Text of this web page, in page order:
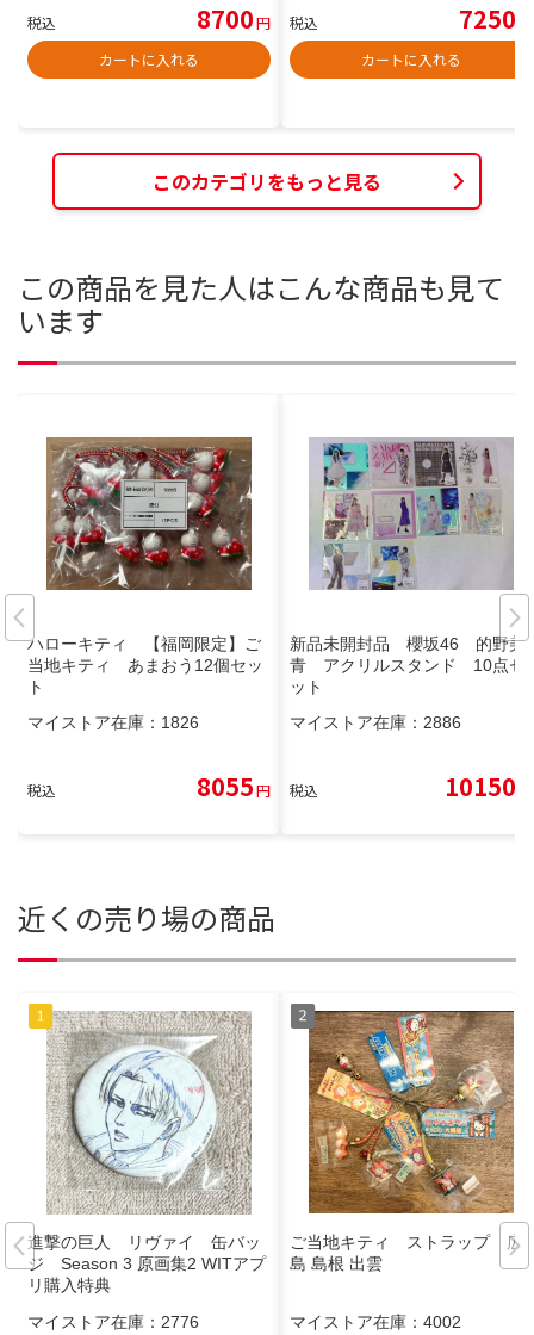
税込 8700円
カートに入れる
税込 7250
カートに入れる
このカテゴリをもっと見る
この商品を見た人はこんな商品も見て
います
ハローキティ 【福岡限定】ご
当地キティ あまおう12個セッ
ト
マイストア在庫： 1826
税込 8055円
新品未開封品 櫻坂46 的野美
青 アクリルスタンド 10点セ
ット
マイストア在庫： 2886
税込 10150
近くの売り場の商品
進撃の巨人 リヴァイ 缶バッ
ジ Season 3 原画集2 WITアプ
リ購入特典
マイストア在庫： 2776
ご当地キティ ストラップ 広
島 島根 出雲
マイストア在庫： 4002